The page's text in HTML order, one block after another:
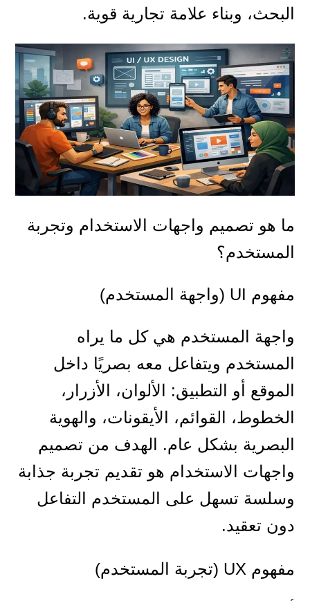
البحث، وبناء علامة تجارية قوية.
ما هو تصميم واجهات الاستخدام وتجربة
المستخدم؟
مفهوم UI (واجهة المستخدم)
واجهة المستخدم هي كل ما يراه
المستخدم ويتفاعل معه بصريًا داخل
الموقع أو التطبيق: الألوان، الأزرار،
الخطوط، القوائم، الأيقونات، والهوية
البصرية بشكل عام. الهدف من تصميم
واجهات الاستخدام هو تقديم تجربة جذابة
وسلسة تسهل على المستخدم التفاعل
دون تعقيد.
مفهوم UX (تجربة المستخدم)